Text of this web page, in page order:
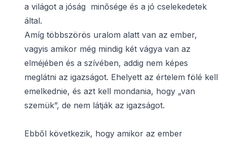
a világot a jóság minősége és a jó cselekedetek
által.
Amíg többszörös uralom alatt van az ember,
vagyis amikor még mindig két vágya van az
elméjében és a szívében, addig nem képes
meglátni az igazságot. Ehelyett az értelem fölé kell
emelkednie, és azt kell mondania, hogy „van
szemük”, de nem látják az igazságot.
Ebből következik, hogy amikor az ember